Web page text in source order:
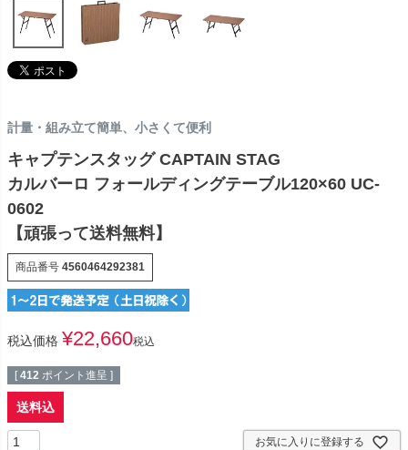
計量・組み立て簡単、小さくて便利
キャプテンスタッグ CAPTAIN STAG
カルバーロ フォールディングテーブル120×60 UC-
0602
【頑張って送料無料】
商品番号 4560464292381
税込価格 ¥22,660税込
[ 412 ポイント進呈 ]
送料込
お気に入りに登録する